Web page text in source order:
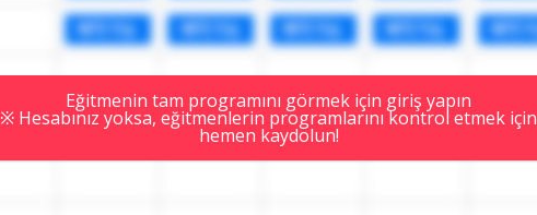
Eğitmenin tam programını görmek için giriş yapın
※ Hesabınız yoksa, eğitmenlerin programlarını kontrol etmek için
hemen kaydolun!